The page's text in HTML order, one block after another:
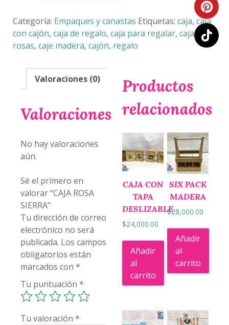
cantidad
Categoría: Empaques y canastas Etiquetas: caja, caja
con cajón, caja de regalo, caja para regalar, caja
rosas, caje madera, cajón, regalo
Valoraciones (0)
Valoraciones
No hay valoraciones
aún.
Sé el primero en
valorar “CAJA ROSA
SIERRA”
Tu dirección de correo
electrónico no será
publicada. Los campos
obligatorios están
marcados con *
Tu puntuación *
Tu valoración *
Productos
relacionados
CAJA CON
TAPA
DESLIZABLE
$24,000.00
Añadir
al
carrito
SIX PACK
MADERA
$28,000.00
Añadir
al
carrito